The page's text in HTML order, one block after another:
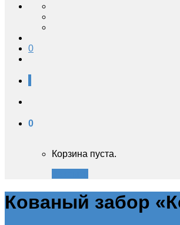
0
0
Корзина пуста.
Кованый забор